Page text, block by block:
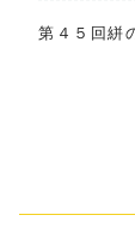
第４５回絣